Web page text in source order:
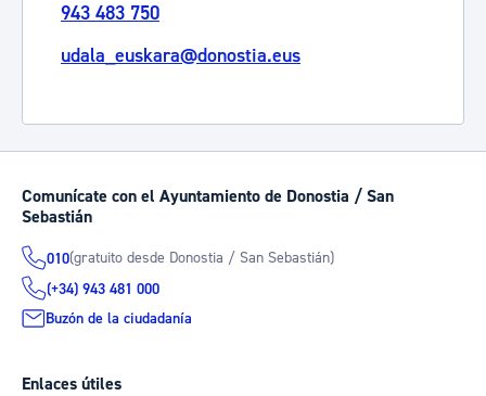
943 483 750
udala_euskara@donostia.eus
Comunícate con el Ayuntamiento de Donostia / San
Sebastián
010(gratuito desde Donostia / San Sebastián)
(+34) 943 481 000
Buzón de la ciudadanía
Enlaces útiles